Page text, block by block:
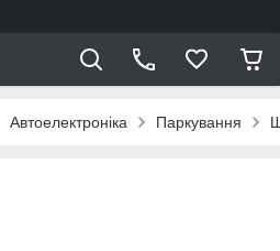
Автоелектроніка Паркування